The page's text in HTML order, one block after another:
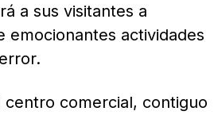
a sus visitantes a
actividades
centro comercial, contiguo